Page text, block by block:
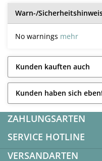
Warn-/
No warnings mehr
Kunden kauften auch
Kunden haben sich
ZAHLUNGSARTEN
SERVICE HOTLINE
VERSANDARTEN